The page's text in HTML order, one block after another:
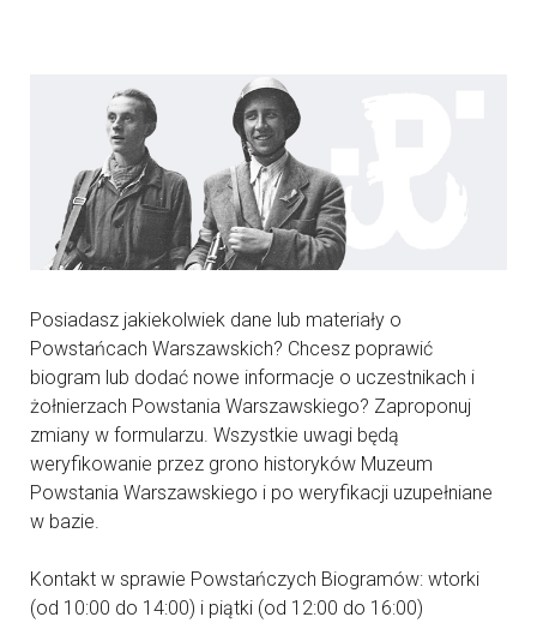
Posiadasz jakiekolwiek dane lub materiały o
Powstańcach Warszawskich? Chcesz poprawić
biogram lub dodać nowe informacje o uczestnikach i
żołnierzach Powstania Warszawskiego? Zaproponuj
zmiany w formularzu. Wszystkie uwagi będą
weryfikowanie przez grono historyków Muzeum
Powstania Warszawskiego i po weryfikacji uzupełniane
w bazie.
Kontakt w sprawie Powstańczych Biogramów: wtorki
(od 10:00 do 14:00) i piątki (od 12:00 do 16:00)